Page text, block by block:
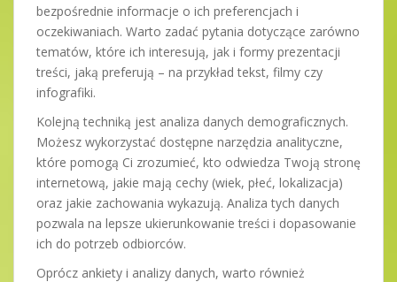
bezpośrednie informacje o ich preferencjach i
oczekiwaniach. Warto zadać pytania dotyczące zarówno
tematów, które ich interesują, jak i formy prezentacji
treści, jaką preferują – na przykład tekst, filmy czy
infografiki.
Kolejną techniką jest analiza danych demograficznych.
Możesz wykorzystać dostępne narzędzia analityczne,
które pomogą Ci zrozumieć, kto odwiedza Twoją stronę
internetową, jakie mają cechy (wiek, płeć, lokalizacja)
oraz jakie zachowania wykazują. Analiza tych danych
pozwala na lepsze ukierunkowanie treści i dopasowanie
ich do potrzeb odbiorców.
Oprócz ankiety i analizy danych, warto również